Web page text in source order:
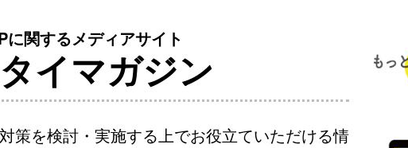
に関するメディアサイト
イマガジン
策を検討・実施する上でお役立ていただける情